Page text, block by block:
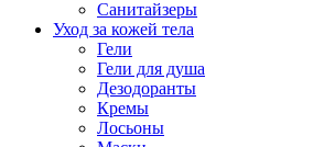
Санитайзеры
Уход за кожей тела
Гели
Гели для душа
Дезодоранты
Кремы
Лосьоны